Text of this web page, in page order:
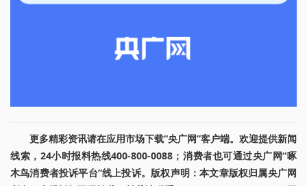
更多精彩资讯请在应用市场下载“央广网”客户端。欢迎提供新闻
线索，24小时报料热线400-800-0088；消费者也可通过央广网“啄
木鸟消费者投诉平台”线上投诉。版权声明：本文章版权归属央广网